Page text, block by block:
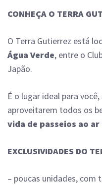
CONHEÇA O TERRA
O Terra Gutierrez está
Água Verde, entre o
Japão.
É o lugar ideal para
aproveitarem todos os
vida de passeios ao
EXCLUSIVIDADES DO
– poucas unidades, com